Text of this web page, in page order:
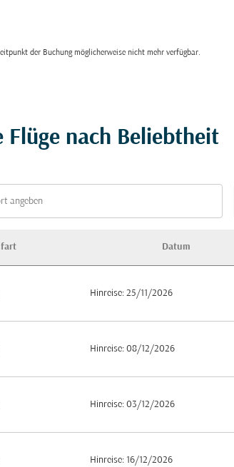
der Buchung möglicherweise nicht mehr verfügbar.
Flüge nach Beliebtheit
Datum
Hinreise: 25/11/2026
Hinreise: 08/12/2026
Hinreise: 03/12/2026
Hinreise: 16/12/2026